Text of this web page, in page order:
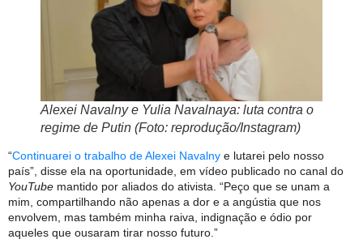
Alexei Navalny e Yulia Navalnaya: luta contra o
regime de Putin (Foto: reprodução/Instagram)
“Continuarei o trabalho de Alexei Navalny e lutarei pelo nosso
país”, disse ela na oportunidade, em vídeo publicado no canal do
YouTube mantido por aliados do ativista. “Peço que se unam a
mim, compartilhando não apenas a dor e a angústia que nos
envolvem, mas também minha raiva, indignação e ódio por
aqueles que ousaram tirar nosso futuro.”